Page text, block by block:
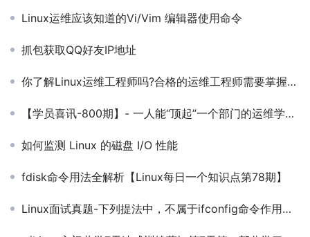
Linux运维应该知道的Vi/Vim 编辑器使用命令
抓包获取QQ好友IP地址
你了解Linux运维工程师吗?合格的运维工程师需要掌握哪些技术?
【学员喜讯-800期】- 一人能“顶起”一个部门的运维学员年薪50W 14.5薪！
如何监测 Linux 的磁盘 I/O 性能
fdisk命令用法全解析【Linux每日一个知识点第78期】
Linux面试真题-下列提法中，不属于ifconfig命令作用范围的是什么？